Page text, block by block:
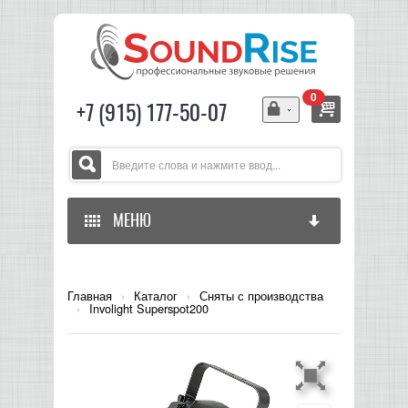
+7 (915) 177-50-07
0
МЕНЮ
ЗВУКОВОЕ ОБОРУДОВАНИЕ
МИКШЕРЫ АНАЛОГОВЫЕ
СВЕТОВОЕ ОБОРУДОВАНИЕ
Главная › Каталог › Сняты с производства
› Involight Superspot200